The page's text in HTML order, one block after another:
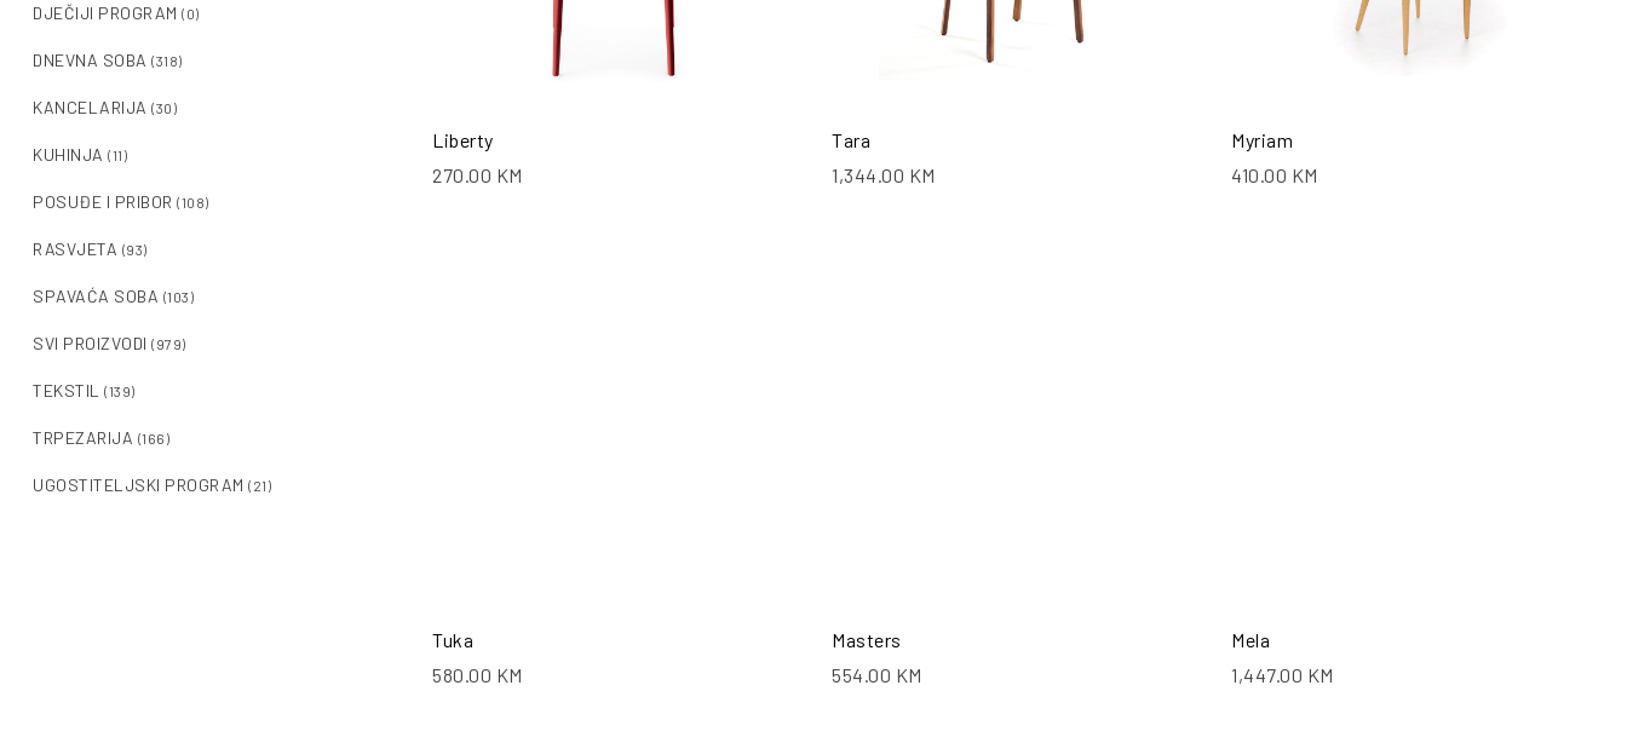
Liberty
270.00 KM
Tara
1,344.00 KM
Myriam
410.00 KM
Tuka
580.00 KM
Masters
554.00 KM
Mela
1,447.00 KM
DJEČIJI PROGRAM (0)
DNEVNA SOBA (318)
KANCELARIJA (30)
KUHINJA (11)
POSUĐE I PRIBOR (108)
RASVJETA (93)
SPAVAĆA SOBA (103)
SVI PROIZVODI (979)
TEKSTIL (139)
TRPEZARIJA (166)
UGOSTITELJSKI PROGRAM (21)